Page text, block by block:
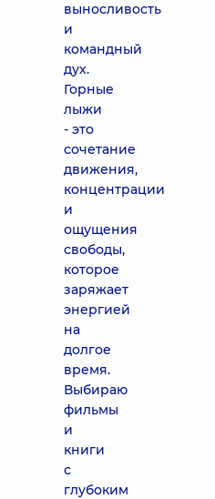
выносливость
и
командный
дух.
Горные
лыжи
- это
сочетание
движения,
концентрации
и
ощущения
свободы,
которое
заряжает
энергией
на
долгое
время.
Выбираю
фильмы
и
книги
с
глубоким